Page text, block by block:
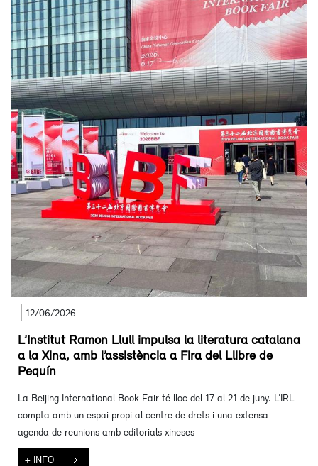
12/06/2026
L’Institut Ramon Llull impulsa la literatura catalana
a la Xina, amb l’assistència a Fira del Llibre de
Pequín
La Beijing International Book Fair té lloc del 17 al 21 de juny. L’IRL
compta amb un espai propi al centre de drets i una extensa
agenda de reunions amb editorials xineses
+ INFO